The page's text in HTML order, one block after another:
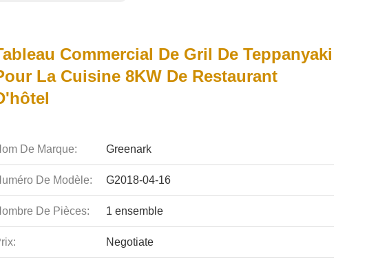
Commercial De Gril De Teppanyaki
La Cuisine 8KW De Restaurant
De Marque: Greenark
De Modèle: G2018-04-16
De Pièces: 1 ensemble
Negotiate